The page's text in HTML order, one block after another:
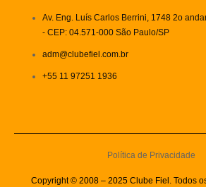
Av. Eng. Luís Carlos Berrini, 1748 2o
- CEP: 04.571-000 São Paulo/SP
adm@clubefiel.com.br
+55 11 97251 1936
Copyright © 2008 – 2025 Clube Fiel. Todos
Política de Privacidade